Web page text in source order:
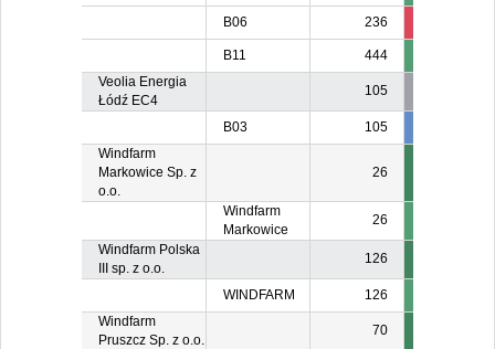
B06 236
B11 444
Veolia Energia
Łódź EC4
105
B03 105
Windfarm
Markowice Sp. z
o.o.
26
Windfarm
Markowice
26
Windfarm Polska
III sp. z o.o.
126
WINDFARM
126
Windfarm
Pruszcz Sp. z o.o.
70